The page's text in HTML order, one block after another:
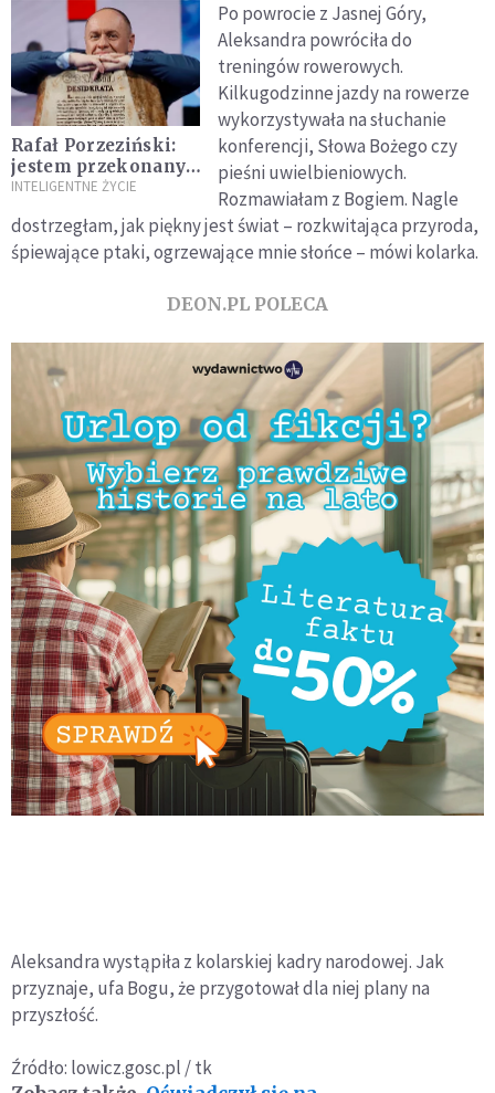
Rafał Porzeziński:
jestem przekonany,
że to Bóg ten
INTELIGENTNE ŻYCIE
Po powrocie z Jasnej Góry,
Aleksandra powróciła do
treningów rowerowych.
Kilkugodzinne jazdy na rowerze
wykorzystywała na słuchanie
konferencji, Słowa Bożego czy
pieśni uwielbieniowych.
Rozmawiałam z Bogiem. Nagle
dostrzegłam, jak piękny jest świat – rozkwitająca przyroda,
śpiewające ptaki, ogrzewające mnie słońce – mówi kolarka.
DEON.PL POLECA
Aleksandra wystąpiła z kolarskiej kadry narodowej. Jak
przyznaje, ufa Bogu, że przygotował dla niej plany na
przyszłość.
Źródło: lowicz.gosc.pl / tk